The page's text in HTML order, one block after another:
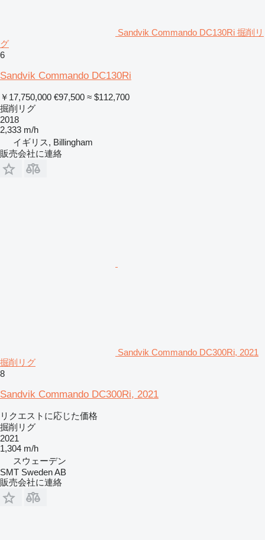
Sandvik Commando DC130Ri 掘削リ
グ
6
Sandvik Commando DC130Ri
￥17,750,000 €97,500 ≈ $112,700
掘削リグ
2018
2,333 m/h
イギリス, Billingham
販売会社に連絡
Sandvik Commando DC300Ri, 2021
掘削リグ
8
Sandvik Commando DC300Ri, 2021
リクエストに応じた価格
掘削リグ
2021
1,304 m/h
スウェーデン
SMT Sweden AB
販売会社に連絡